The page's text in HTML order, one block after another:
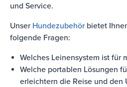
und Service.
Unser Hundezubehörbietet
folgende Fragen:
Welches Leinensystem ist für
Welche portablen Lösungen
erleichtern die Reise und den